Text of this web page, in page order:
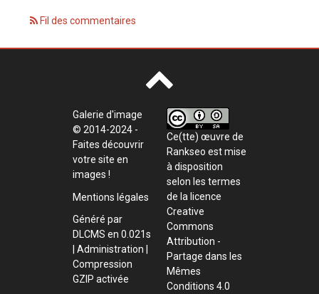
Fil des commentaires
Galerie d'image
© 2014-2024 -
Faites découvrir
votre site en
images !
Mentions légales
Généré par
DLCMS en 0.021s
Administration
Compression
GZIP activée
Ce(tte) œuvre de
Rankseo est mise
à disposition
selon les termes
de la licence
Creative
Commons
Attribution -
Partage dans les
Mêmes
Conditions 4.0